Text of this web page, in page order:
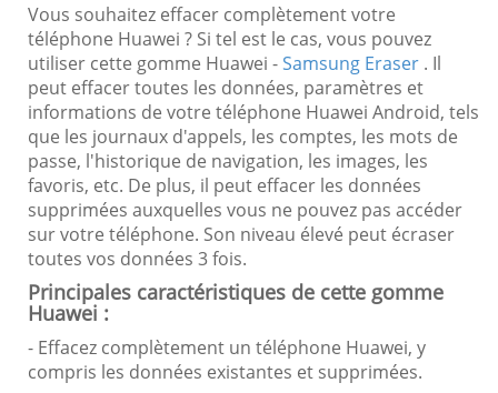
Vous souhaitez effacer complètement votre
téléphone Huawei ? Si tel est le cas, vous pouvez
utiliser cette gomme Huawei -Samsung Eraser . Il
peut effacer toutes les données, paramètres et
informations de votre téléphone Huawei Android, tels
que les journaux d'appels, les comptes, les mots de
passe, l'historique de navigation, les images, les
favoris, etc. De plus, il peut effacer les données
supprimées auxquelles vous ne pouvez pas accéder
sur votre téléphone. Son niveau élevé peut écraser
toutes vos données 3 fois.
Principales caractéristiques de cette gomme
Huawei :
- Effacez complètement un téléphone Huawei, y
compris les données existantes et supprimées.